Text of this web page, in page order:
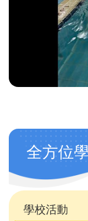
Main
navigation
(自
訂)
全方位
學校活動